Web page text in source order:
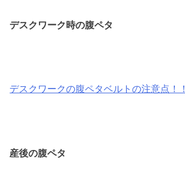
デスクワーク時の腹ペタ
デスクワークの腹ペタベルトの注意点！！
産後の腹ペタ